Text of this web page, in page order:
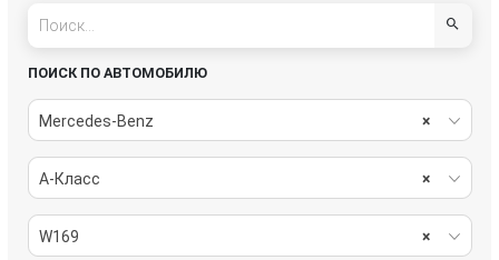
ПОИСК ПО АВТОМОБИЛЮ
×
Mercedes-Benz
×
A-Класс
×
W169